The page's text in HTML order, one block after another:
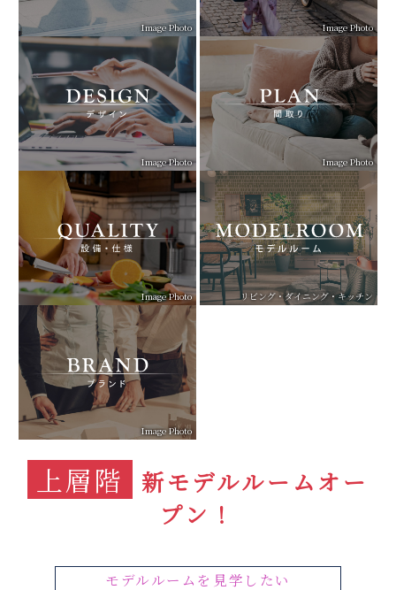
Image Photo Image Photo
Image Photo Image Photo
Image Photo リビング・ダイニング・キッチン
Image Photo
上層階
新モデルルームオー
プン！
モデルルームを見学したい